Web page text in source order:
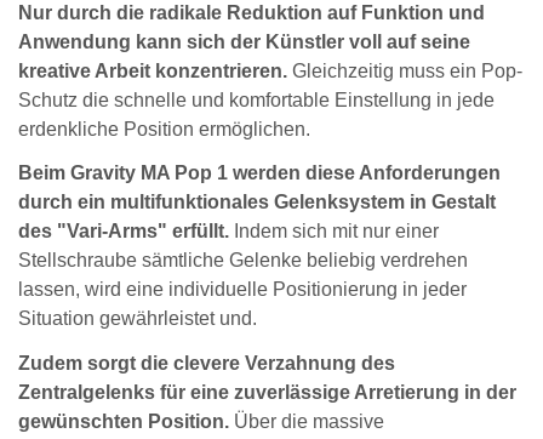
Nur durch die radikale Reduktion auf Funktion und
Anwendung kann sich der Künstler voll auf seine
kreative Arbeit konzentrieren. Gleichzeitig muss ein Pop-
Schutz die schnelle und komfortable Einstellung in jede
erdenkliche Position ermöglichen.
Beim Gravity MA Pop 1 werden diese Anforderungen
durch ein multifunktionales Gelenksystem in Gestalt
des "Vari-Arms" erfüllt. Indem sich mit nur einer
Stellschraube sämtliche Gelenke beliebig verdrehen
lassen, wird eine individuelle Positionierung in jeder
Situation gewährleistet und.
Zudem sorgt die clevere Verzahnung des
Zentralgelenks für eine zuverlässige Arretierung in der
gewünschten Position. Über die massive